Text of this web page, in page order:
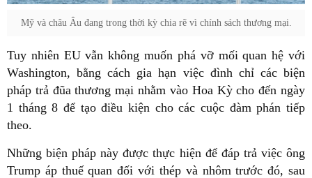
Mỹ và châu Âu đang trong thời kỳ chia rẽ vì chính sách thương mại.
Tuy nhiên EU vẫn không muốn phá vỡ mối quan hệ với
Washington, bằng cách gia hạn việc đình chỉ các biện
pháp trả đũa thương mại nhằm vào Hoa Kỳ cho đến ngày
1 tháng 8 để tạo điều kiện cho các cuộc đàm phán tiếp
theo.
Những biện pháp này được thực hiện để đáp trả việc ông
Trump áp thuế quan đối với thép và nhôm trước đó, sau